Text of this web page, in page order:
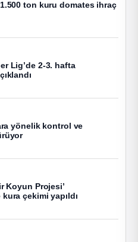
1.500 ton kuru domates ihraç
Lig’de 2-3. hafta
yönelik kontrol ve
Koyun Projesi’
çekimi yapıldı